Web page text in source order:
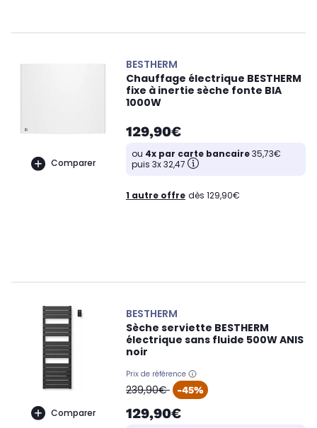
Comparer
BESTHERM
Chauffage électrique BESTHERM
fixe à inertie sèche fonte BIA
1000W
129,90€
ou 4x par carte bancaire35,73€
puis 3x 32,47
1 autre offre dès 129,90€
Comparer
BESTHERM
Sèche serviette BESTHERM
électrique sans fluide 500W ANIS
noir
Prix de référence
oldPrice
239,90€ -45%
129,90€